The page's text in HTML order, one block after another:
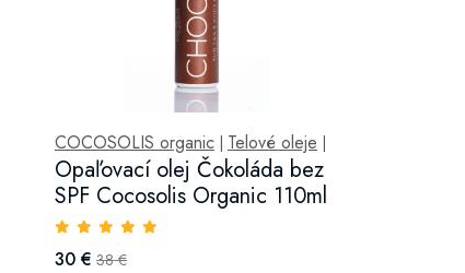
COCOSOLIS organic| Telové oleje
Opaľovací olej Čokoláda bez
SPF Cocosolis Organic 110ml
30 € 38 €